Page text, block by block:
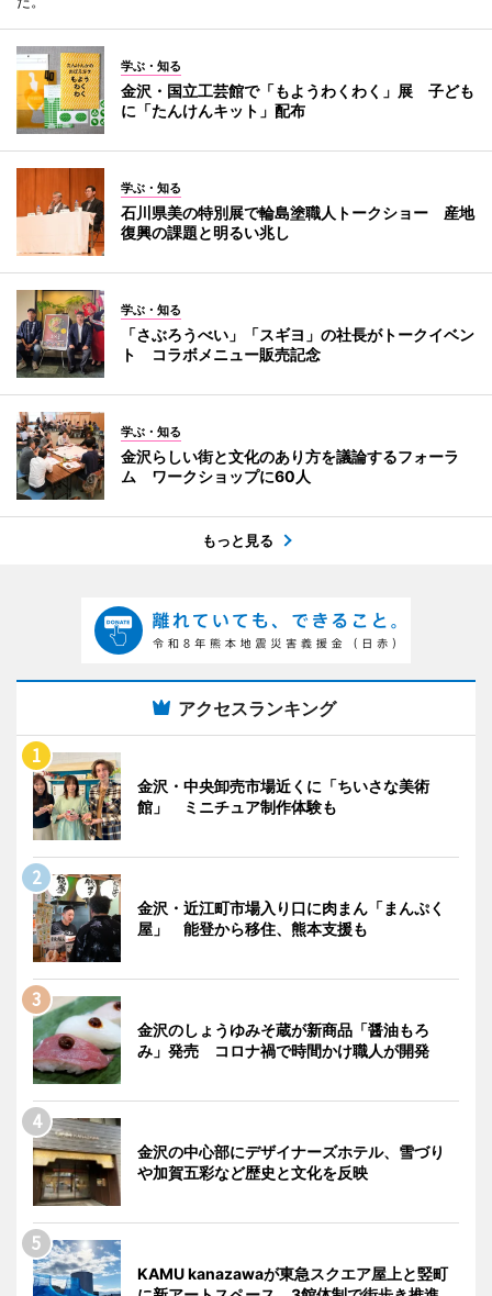
学ぶ・知る
金沢・国立工芸館で「もようわくわく」展 子ども
に「たんけんキット」配布
学ぶ・知る
石川県美の特別展で輪島塗職人トークショー 産地
復興の課題と明るい兆し
学ぶ・知る
「さぶろうべい」「スギヨ」の社長がトークイベン
ト コラボメニュー販売記念
学ぶ・知る
金沢らしい街と文化のあり方を議論するフォーラ
ム ワークショップに60人
もっと見る
アクセスランキング
金沢・中央卸売市場近くに「ちいさな美術
館」 ミニチュア制作体験も
金沢・近江町市場入り口に肉まん「まんぷく
屋」 能登から移住、熊本支援も
金沢のしょうゆみそ蔵が新商品「醤油もろ
み」発売 コロナ禍で時間かけ職人が開発
金沢の中心部にデザイナーズホテル、雪づり
や加賀五彩など歴史と文化を反映
KAMU kanazawaが東急スクエア屋上と竪町